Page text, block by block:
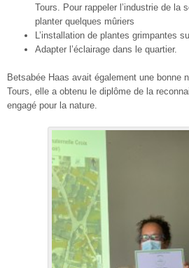
Tours. Pour rappeler l’industrie de la
planter quelques mûriers
L’installation de plantes grimpantes
Adapter l’éclairage dans le quartier.
Betsabée Haas avait également une bonne
Tours, elle a obtenu le diplôme de la
engagé pour la nature.